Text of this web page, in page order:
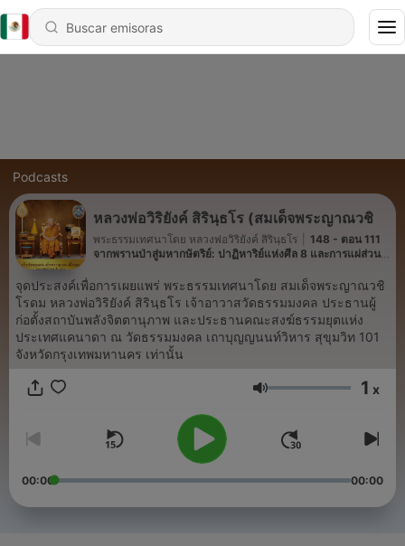
Podcasts
หลวงพ่อวิริยังค์ สิรินฺธโร (สมเด็จพระญาณวชิ
พระธรรมเทศนาโดย หลวงพ่อวิริยังค์ สิรินฺธโร
148 - ตอน 111
จากพรานป่าสู่มหากษัตริย์: ปาฏิหาริย์แห่งศีล 8 และการแผ่ส่วน
วิริยังค์ สิรินฺธโร)
จุดประสงค์เพื่อการเผยแพร่ พระธรรมเทศนาโดย สมเด็จพระญาณวชิ
โรดม หลวงพ่อวิริยังค์ สิรินฺธโร เจ้าอาวาสวัดธรรมมงคล ประธานผู้
ก่อตั้งสถาบันพลังจิตตานุภาพ และประธานคณะสงฆ์ธรรมยุตแห่ง
ประเทศแคนาดา ณ วัดธรรมมงคล เถาบุญญนนท์วิหาร สุขุมวิท 101
จังหวัดกรุงเทพมหานคร เท่านั้น
Volumen 1 x
00:00 00:00